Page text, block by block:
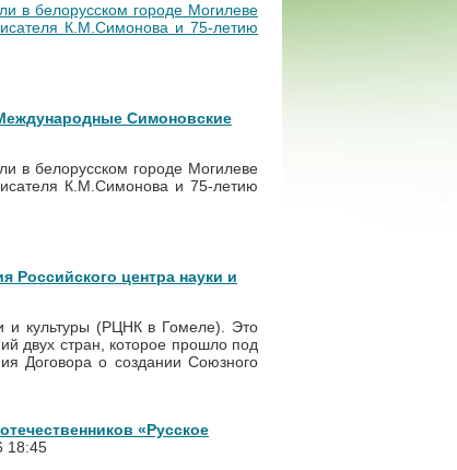
в белорусском городе Могилеве
К.М.Симонова и 75-летию
Симоновские
в белорусском городе Могилеве
К.М.Симонова и 75-летию
Российского центра науки и
и культуры (РЦНК в Гомеле). Это
двух стран, которое прошло под
Договора о создании Союзного
«Русское
18:45